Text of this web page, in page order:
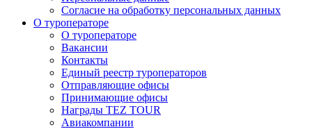
Согласие на обработку персональных данных
О туроператоре
О туроператоре
Вакансии
Контакты
Единый реестр туроператоров
Отправляющие офисы
Принимающие офисы
Награды TEZ TOUR
Авиакомпании